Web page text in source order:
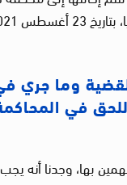
وما جري في
في
بها، وجدنا أنه